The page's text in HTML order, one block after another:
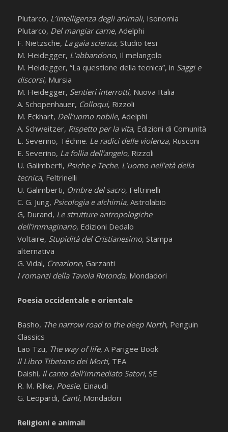
Plutarco, L’intelligenza degli animali, Isonomia
Plutarco, Del mangiar carne, Adelphi
F. Nietzsche, La gaia scienza, Studio tesi
M. Heidegger, L’abbandono, Il melangolo
M. Heidegger, “La questione della tecnica”, in Saggi e
discorsi, Mursia
M. Heidegger, Sentieri interrotti, Nuova Italia
A. Schopenhauer, Colloqui, Rizzoli
M. Eckhart, Dell’uomo nobile, Adelphi
A. Schweitzer, Rispetto per la vita, Edizioni di Comunità
E. Severino, Téchne. Le radici delle violenza, Rusconi
E. Severino, La follia dell’angelo, Rizzoli
U. Galimberti, Psiche e Teche. L’uomo nell’età della
tecnica, Feltrinelli
U. Galimberti, Ombre del sacro, Feltrinelli
C. G. Jung, Psicologia e alchimia, Astrolabio
G, Durand, Le strutture antropologiche
dell’immaginario, Edizioni Dedalo
Voltaire, Stupidità del Cristianesimo, Stampa
alternativa
G. Vidal, Creazione, Garzanti
I romanzi della Tavola Rotonda, Mondadori
Poesia occidentale e orientale
Basho, The narrow road to the deep North, Penguin
Classics
Lao Tzu, The way of life, A Parigee Book
Il Libro Tibetano dei Morti, TEA
Daishi, Il canto dell’immediato Satori, SE
R. M. Rilke, Poesie, Einaudi
G. Leopardi, Canti, Mondadori
Religioni e animali